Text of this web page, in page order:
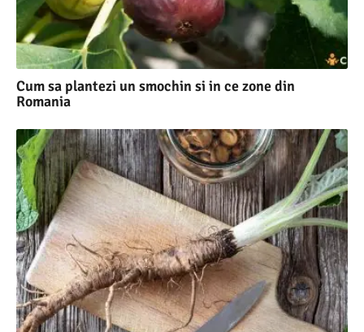
Cum sa plantezi un smochin si in ce zone din
Romania